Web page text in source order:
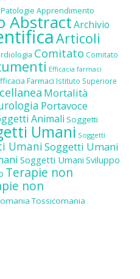
Apprendimento
AbstractArchivio
Articoli
Comitato Comitato
Efficacia farmaci
Farmaci Istituto Superiore
Mortalità
Portavoce
Animali Soggetti
Umani Soggetti
UmaniSoggetti Umani
Soggetti Umani Sviluppo
Terapie non
non
Tossicomania